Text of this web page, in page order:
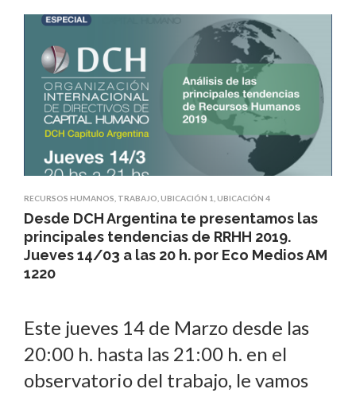
RECURSOS HUMANOS, TRABAJO,UBICACIÓN 1,UBICACIÓN 4
Desde DCH Argentina te presentamos las
principales tendencias de RRHH 2019.
Jueves 14/03 a las 20 h. por Eco Medios AM
1220
Este jueves 14 de Marzo desde las
20:00 h. hasta las 21:00 h. en el
observatorio del trabajo, le vamos